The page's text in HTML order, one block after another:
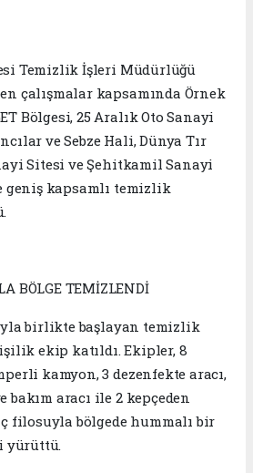
Temizlik İşleri Müdürlüğü
çalışmalar kapsamında Örnek
Bölgesi, 25 Aralık Oto Sanayi
ve Sebze Hali, Dünya Tır
Sitesi ve Şehitkamil Sanayi
geniş kapsamlı temizlik
BÖLGE TEMİZLENDİ
birlikte başlayan temizlik
ekip katıldı. Ekipler, 8
kamyon, 3 dezenfekte aracı,
aracı ile 2 kepçeden
filosuyla bölgede hummalı bir
yürüttü.